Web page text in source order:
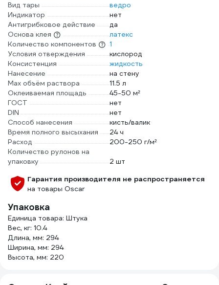
Вид тары
ведро
Индикатор
нет
Антигрибковое действие
да
Основа клея
латекс
Количество компонентов
1
Условия отверждения
кислород
Консистенция
жидкость
Нанесение
на стену
Мах объём раствора
11.5 л
Оклеиваемая площадь
45-50 м²
ГОСТ
нет
DIN
нет
Способ нанесения
кисть/валик
Время полного высыхания
24 ч
Расход
200-250 г/м²
Количество рулонов на
упаковку
2 шт
Гарантия производителя не распространяется
на товары Oscar
Упаковка
Единица товара: Штука
Вес, кг: 10.4
Длина, мм: 294
Ширина, мм: 294
Высота, мм: 220